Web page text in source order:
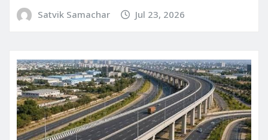
Satvik Samachar Jul 23, 2026